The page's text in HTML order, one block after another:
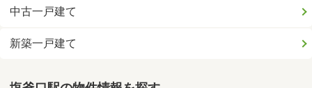
中古一戸建て
新築一戸建て